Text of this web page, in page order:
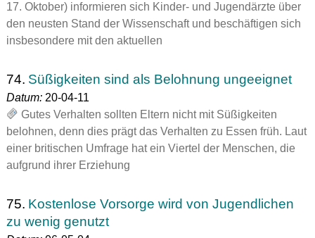
17. Oktober) informieren sich Kinder- und Jugendärzte über
den neusten Stand der Wissenschaft und beschäftigen sich
insbesondere mit den aktuellen
74. Süßigkeiten sind als Belohnung ungeeignet
Datum:20-04-11
Gutes Verhalten sollten Eltern nicht mit Süßigkeiten
belohnen, denn dies prägt das Verhalten zu Essen früh. Laut
einer britischen Umfrage hat ein Viertel der Menschen, die
aufgrund ihrer Erziehung
75. Kostenlose Vorsorge wird von Jugendlichen
zu wenig genutzt